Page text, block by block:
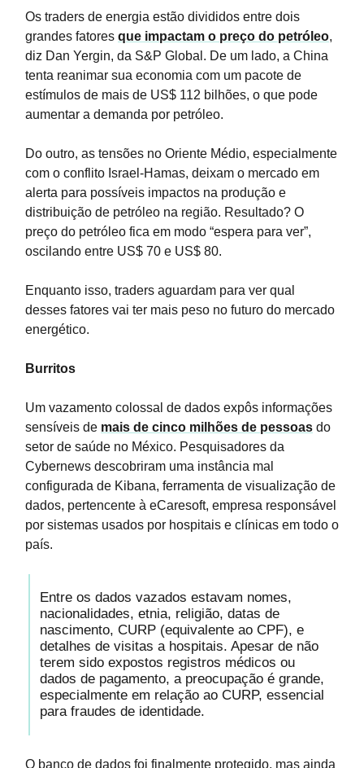
Os traders de energia estão divididos entre dois
grandes fatores que impactam o preço do petróleo,
diz Dan Yergin, da S&P Global. De um lado, a China
tenta reanimar sua economia com um pacote de
estímulos de mais de US$ 112 bilhões, o que pode
aumentar a demanda por petróleo.
Do outro, as tensões no Oriente Médio, especialmente
com o conflito Israel-Hamas, deixam o mercado em
alerta para possíveis impactos na produção e
distribuição de petróleo na região. Resultado? O
preço do petróleo fica em modo “espera para ver”,
oscilando entre US$ 70 e US$ 80.
Enquanto isso, traders aguardam para ver qual
desses fatores vai ter mais peso no futuro do mercado
energético.
Burritos
Um vazamento colossal de dados expôs informações
sensíveis de mais de cinco milhões de pessoas do
setor de saúde no México. Pesquisadores da
Cybernews descobriram uma instância mal
configurada de Kibana, ferramenta de visualização de
dados, pertencente à eCaresoft, empresa responsável
por sistemas usados por hospitais e clínicas em todo o
país.
Entre os dados vazados estavam nomes,
nacionalidades, etnia, religião, datas de
nascimento, CURP (equivalente ao CPF), e
detalhes de visitas a hospitais. Apesar de não
terem sido expostos registros médicos ou
dados de pagamento, a preocupação é grande,
especialmente em relação ao CURP, essencial
para fraudes de identidade.
O banco de dados foi finalmente protegido, mas ainda